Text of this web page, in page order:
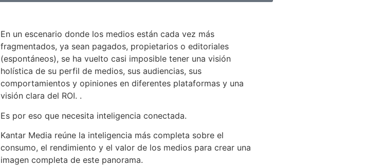
En un escenario donde los medios están cada vez más
fragmentados, ya sean pagados, propietarios o editoriales
(espontáneos), se ha vuelto casi imposible tener una visión
holística de su perfil de medios, sus audiencias, sus
comportamientos y opiniones en diferentes plataformas y una
visión clara del ROI. .
Es por eso que necesita inteligencia conectada.
Kantar Media reúne la inteligencia más completa sobre el
consumo, el rendimiento y el valor de los medios para crear una
imagen completa de este panorama.